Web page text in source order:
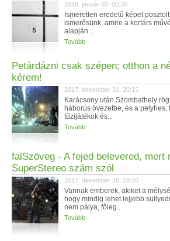
2018. január 02. 00:30
Ismeretlen eredetű képet
ismerősünk, amire a kortárs
alapján...
Tovább
Petárdázni csak szépen; otthon a
kérem!
2017. december 31. 20:15
Karácsony után Szombathely
háborús övezetbe, és a
tűzijátékok és...
Tovább
falSzöveg - A fejed belevered, mert
SuperStereo szám szól
2017. december 28. 19:20
Vannak emberek, akiket a
hogy mindig lehet lejjebb
nem pálya, főleg...
Tovább